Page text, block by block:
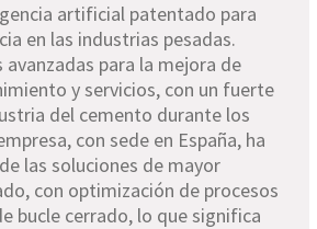
artificial patentado para
en las industrias pesadas.
para la mejora de
y servicios, con un fuerte
del cemento durante los
con sede en España, ha
las soluciones de mayor
con optimización de procesos
bucle cerrado, lo que significa